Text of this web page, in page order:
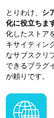
とりわけ、 シ
化に役立ちま
化したストア
キサイティン
なサブスクリ
できるプラグ
が頼りです。